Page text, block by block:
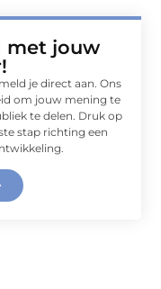
met jouw
je direct aan. Ons
om jouw mening te
te delen. Druk op
stap richting een